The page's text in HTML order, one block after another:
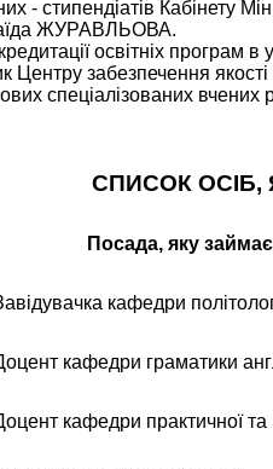
- стипендіатів Кабінету
ЖУРАВЛЬОВА.
освітніх програм
Центру забезпечення
спеціалізованих вчених
СПИСОК
Посада, яку
кафедри
кафедри граматики
кафедри практичної та